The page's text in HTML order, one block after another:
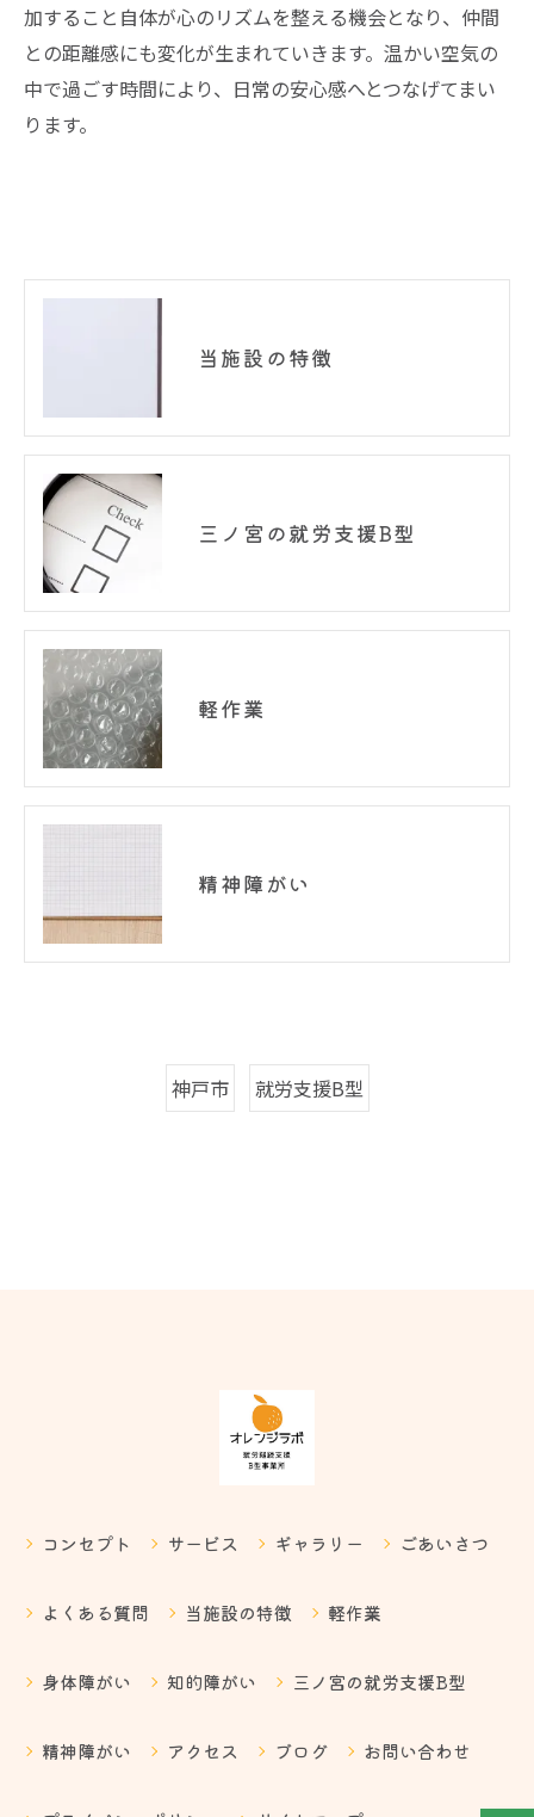
加すること自体が心のリズムを整える機会となり、仲間
との距離感にも変化が生まれていきます。温かい空気の
中で過ごす時間により、日常の安心感へとつなげてまい
ります。
当施設の特徴
三ノ宮の就労支援B型
軽作業
精神障がい
神戸市 就労支援B型
コンセプト サービス ギャラリー ごあいさつ
よくある質問 当施設の特徴 軽作業
身体障がい 知的障がい 三ノ宮の就労支援B型
精神障がい アクセス ブログ お問い合わせ